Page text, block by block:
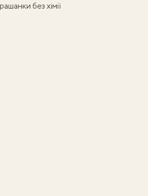
без хімії